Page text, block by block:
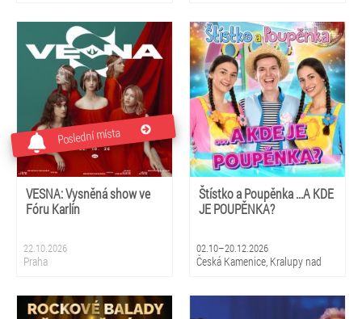
Pardubice
Kunštát, Třešť, Žďár nad
Sázavou, Valeč, Bělá pod
Bezdězem
Poslední místa
VESNA: Vysněná show ve
Fóru Karlín
22.10.2026
Praha
Štístko a Poupěnka ...A KDE
JE POUPĚNKA?
02.10–20.12.2026
Česká Kamenice, Kralupy nad
Pardubice, Kyjov, Uherské